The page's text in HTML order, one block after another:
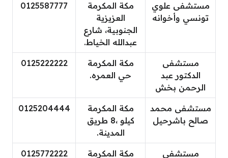
مستشفى علوي
تونسي وأخوانه
مكة المكرمة
العزيزية
الجنوبية، شارع
عبدالله الخياط.
0125587777
مستشفى
الدكتور عبد
الرحمن بخش
مكة المكرمة
حي العمره.
0125222222
مستشفى محمد
صالح باشرحيل
مكة المكرمة
كيلو ،8 طريق
المدينة.
0125204444
مستشفى
مكة المكرمة
0125772222